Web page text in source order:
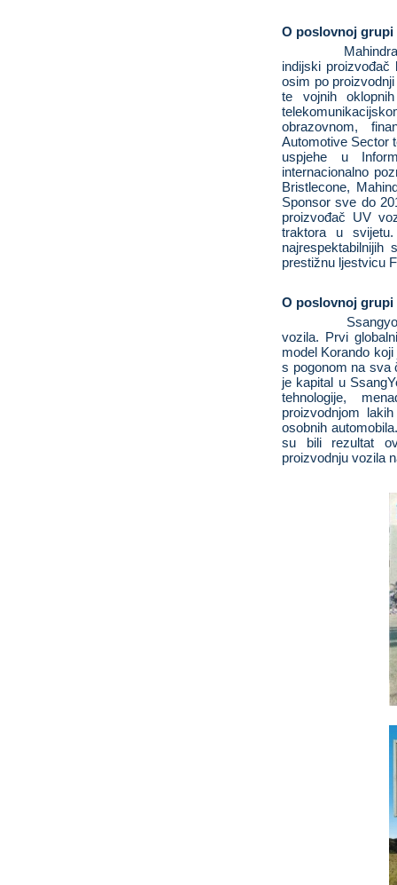
O poslovnoj grupi
indijski proizvođač
osim po
te vojnih
obrazovnom,
Automotive Sector
uspjehe u
internacionalno
Bristlecone,
Sponsor sve do
proizvođač UV
traktora u
prestižnu ljestvicu
O poslovnoj grupi
vozila. Prvi
model Korando
s pogonom na sva
je kapital u
tehnologije,
proizvodnjom
osobnih
su bili rezultat
proizvodnju vozila